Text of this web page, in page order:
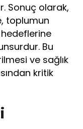
Sonuç olarak,
toplumun
hedeflerine
Bu
ve sağlık
kritik